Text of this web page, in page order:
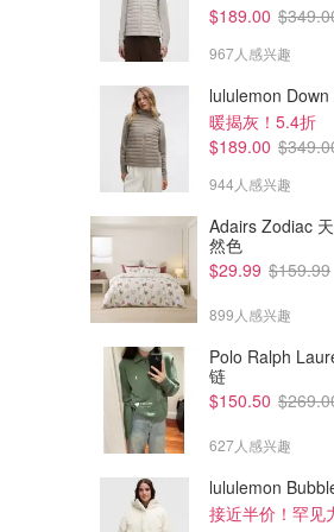
$229.28
Vivienne Westwood Orb 圆球
$189.00
967人感兴趣
暖揭灰！5.4折
$189.00
944人感兴趣
Adairs Zodiac
然色
$29.99 $159.99
899人感兴趣
Polo Ralph Lauren 卫衣 四
链
$150.50
627人感兴趣
接近半价！罕见